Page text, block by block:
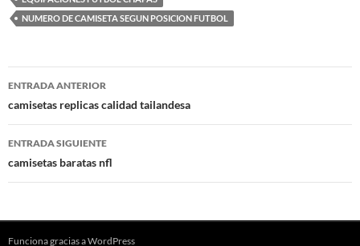
NUMERO DE CAMISETA SEGUN POSICION FUTBOL
Navegación
de
entradas
ENTRADA ANTERIOR
camisetas replicas calidad tailandesa
ENTRADA SIGUIENTE
camisetas baratas nfl
Funciona gracias a WordPress